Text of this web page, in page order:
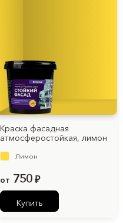
Краска фасадная
атмосферостойкая, лимон
Лимон
от 750 ₽
Купить